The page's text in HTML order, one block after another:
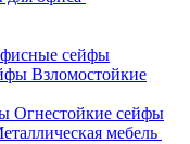
сейфы
Взломостойкие
Огнестойкие сейфы
мебель